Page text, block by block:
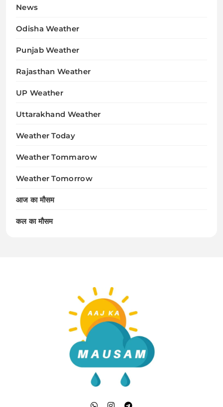
News
Odisha Weather
Punjab Weather
Rajasthan Weather
UP Weather
Uttarakhand Weather
Weather Today
Weather Tommarow
Weather Tomorrow
आज का मौसम
कल का मौसम
Aaj Ka Mausam | आज